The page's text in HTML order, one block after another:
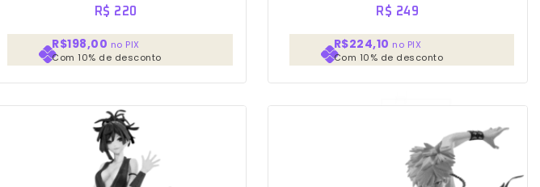
R$ 220
R$198,00 no PIX
Com 10% de desconto
R$ 249
R$224,10 no PIX
Com 10% de desconto